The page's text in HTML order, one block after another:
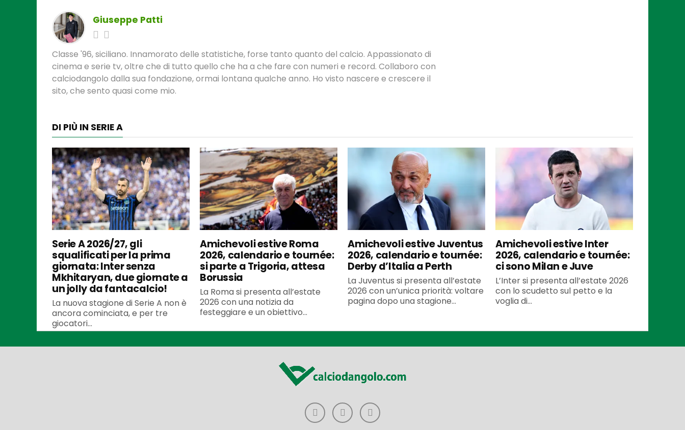
Giuseppe Patti
Classe '96, siciliano. Innamorato delle statistiche, forse tanto quanto del calcio. Appassionato di
cinema e serie tv, oltre che di tutto quello che ha a che fare con numeri e record. Collaboro con
calciodangolo dalla sua fondazione, ormai lontana qualche anno. Ho visto nascere e crescere il
sito, che sento quasi come mio.
DI PIÙ IN SERIE A
Serie A 2026/27, gli
squalificati per la prima
giornata: Inter senza
Mkhitaryan, due giornate a
un jolly da fantacalcio!
La nuova stagione di Serie A non è
ancora cominciata, e per tre
giocatori...
Amichevoli estive Roma
2026, calendario e tournée:
si parte a Trigoria, attesa
Borussia
La Roma si presenta all’estate
2026 con una notizia da
festeggiare e un obiettivo...
Amichevoli estive Juventus
2026, calendario e tournée:
Derby d’Italia a Perth
La Juventus si presenta all’estate
2026 con un’unica priorità: voltare
pagina dopo una stagione...
Amichevoli estive Inter
2026, calendario e tournée:
ci sono Milan e Juve
L’Inter si presenta all’estate 2026
con lo scudetto sul petto e la
voglia di...